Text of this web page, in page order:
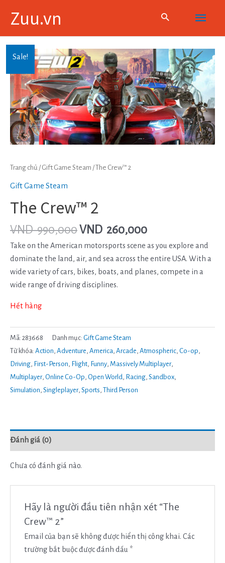
Zuu.vn
Main
Menu
Sale!
Trang chủ /Gift Game Steam / The Crew™ 2
Gift Game Steam
The Crew™ 2
VND990,000VND 260,000
Take on the American motorsports scene as you explore and
dominate the land, air, and sea across the entire USA. With a
wide variety of cars, bikes, boats, and planes, compete in a
wide range of driving disciplines.
Hết hàng
Mã: 283668 Danh mục: Gift Game Steam
Từ khóa: Action Adventure America Arcade Atmospheric Co-op
Driving First-Person Flight Funny Massively Multiplayer,
Multiplayer, Online Co-Op Open World Racing Sandbox
Simulation Singleplayer, Sports Third Person
Đánh giá (0)
Chưa có đánh giá nào.
Hãy là người đầu tiên nhận xét “The
Crew™ 2”
Email của bạn sẽ không được hiển thị công khai. Các
trường bắt buộc được đánh dấu *